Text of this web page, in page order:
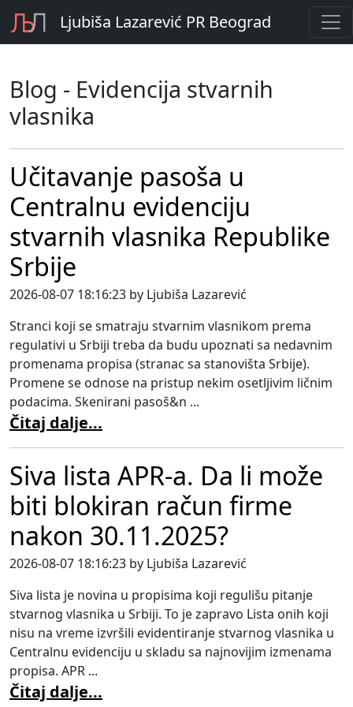
Ljubiša Lazarević PR Beograd
Blog - Evidencija stvarnih
vlasnika
Učitavanje pasoša u
Centralnu evidenciju
stvarnih vlasnika Republike
Srbije
2026-08-07 18:16:23 by Ljubiša Lazarević
Stranci koji se smatraju stvarnim vlasnikom prema
regulativi u Srbiji treba da budu upoznati sa nedavnim
promenama propisa (stranac sa stanovišta Srbije).
Promene se odnose na pristup nekim osetljivim ličnim
podacima. Skenirani pasoš&n ...
Čitaj dalje...
Siva lista APR-a. Da li može
biti blokiran račun firme
nakon 30.11.2025?
2026-08-07 18:16:23 by Ljubiša Lazarević
Siva lista je novina u propisima koji regulišu pitanje
stvarnog vlasnika u Srbiji. To je zapravo Lista onih koji
nisu na vreme izvršili evidentiranje stvarnog vlasnika u
Centralnu evidenciju u skladu sa najnovijim izmenama
propisa. APR ...
Čitaj dalje...